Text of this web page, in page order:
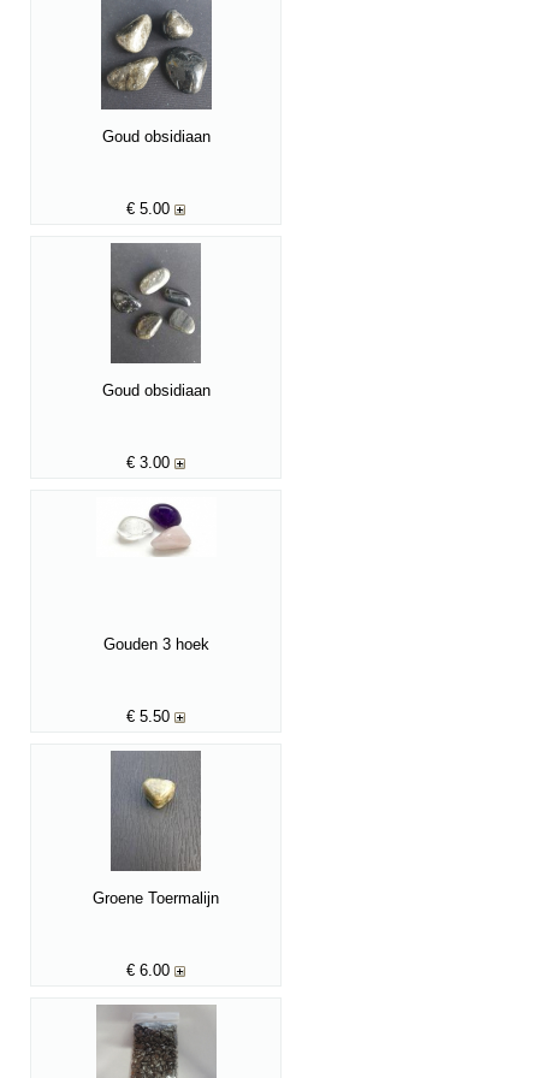
Goud obsidiaan
€ 5.00
Goud obsidiaan
€ 3.00
Gouden 3 hoek
€ 5.50
Groene Toermalijn
€ 6.00